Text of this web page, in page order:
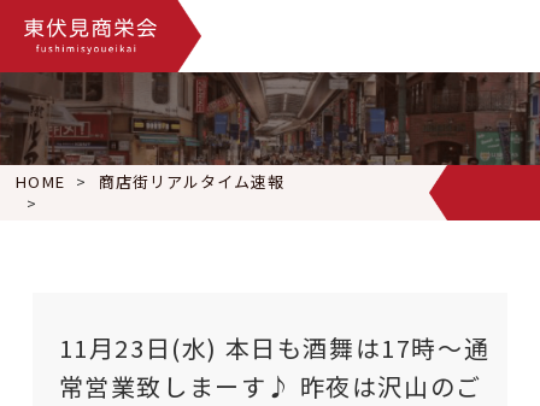
HOME
商店街リアルタイム速報
11月23日(水) 本日も酒舞は17時〜通常営業致しまーす♪ 昨夜
11月23日(水) 本日も酒舞は17時〜通
常営業致しまーす♪ 昨夜は沢山のご